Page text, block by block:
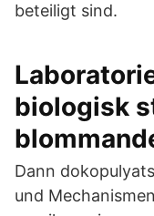
beteiligt sind.
biologisk
Dann
und